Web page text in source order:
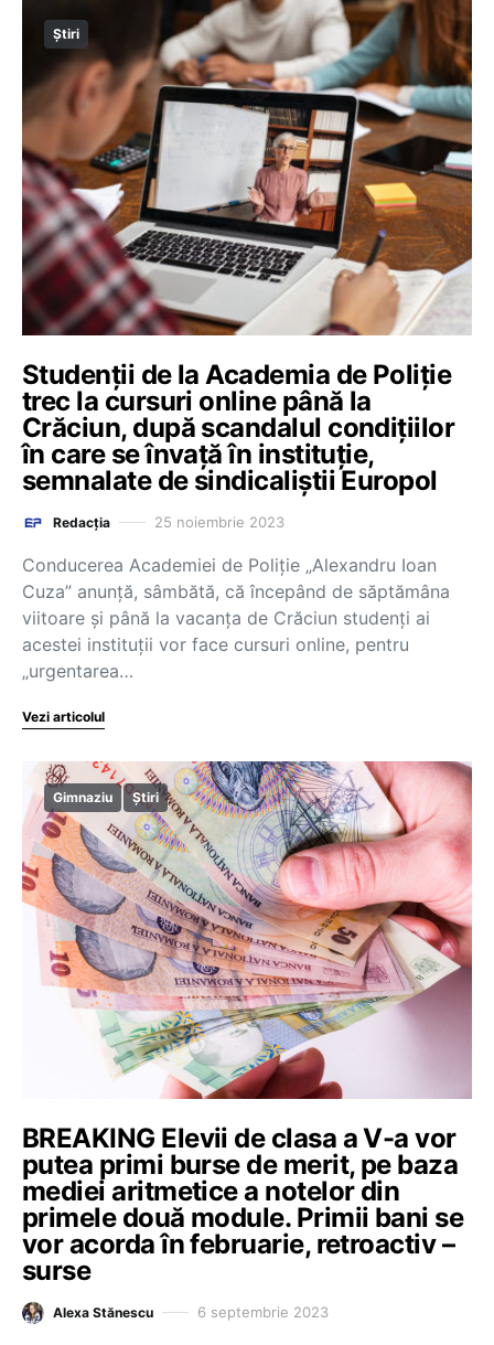
Știri
Studenții de la Academia de Poliție
trec la cursuri online până la
Crăciun, după scandalul condițiilor
în care se învață în instituție,
semnalate de sindicaliștii Europol
Redacția 25 noiembrie 2023
Conducerea Academiei de Poliţie „Alexandru Ioan
Cuza” anunţă, sâmbătă, că începând de săptămâna
viitoare şi până la vacanţa de Crăciun studenţi ai
acestei instituţii vor face cursuri online, pentru
„urgentarea…
Vezi articolul
Gimnaziu Știri
BREAKING Elevii de clasa a V-a vor
putea primi burse de merit, pe baza
mediei aritmetice a notelor din
primele două module. Primii bani se
vor acorda în februarie, retroactiv –
surse
Alexa Stănescu 6 septembrie 2023